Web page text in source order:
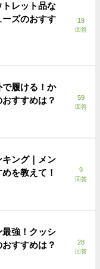
レット品な
ーズのおすす
19
回答
で履ける！か
すすめは？
59
回答
ング｜メン
を教えて！
9
回答
最強！クッシ
すすめは？
28
回答